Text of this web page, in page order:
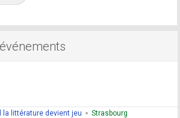
la littérature devient jeu Strasbourg